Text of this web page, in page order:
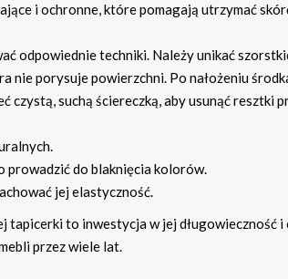
i ochronne, które pomagają utrzymać
odpowiednie techniki. Należy unikać
nie porysuje powierzchni. Po nałożeniu
suchą ściereczką, aby usunąć resztki
prowadzić do blaknięcia kolorów.
jej elastyczność.
tapicerki to inwestycja w jej długowieczność
przez wiele lat.